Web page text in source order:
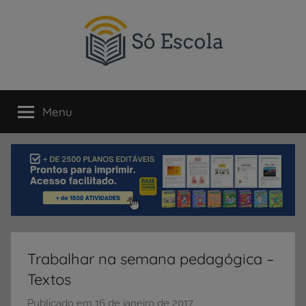
SÓ
ESCOLA
um
portal
direcionado
compartilhamento
dicas
Menu
Trabalhar na semana pedagógica –
Textos
Publicado em 16 de janeiro de 2017